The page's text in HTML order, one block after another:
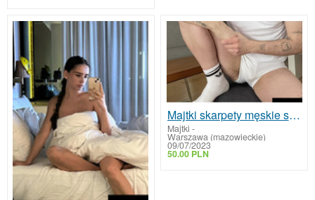
Majtki skarpety męskie sprzedam
Majtki -
Warszawa (mazowieckie)
09/07/2023
50.00 PLN